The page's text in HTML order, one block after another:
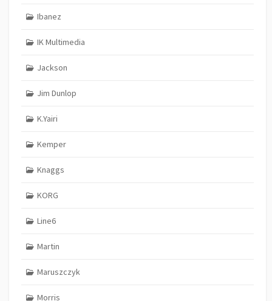
Ibanez
IK Multimedia
Jackson
Jim Dunlop
K.Yairi
Kemper
Knaggs
KORG
Line6
Martin
Maruszczyk
Morris